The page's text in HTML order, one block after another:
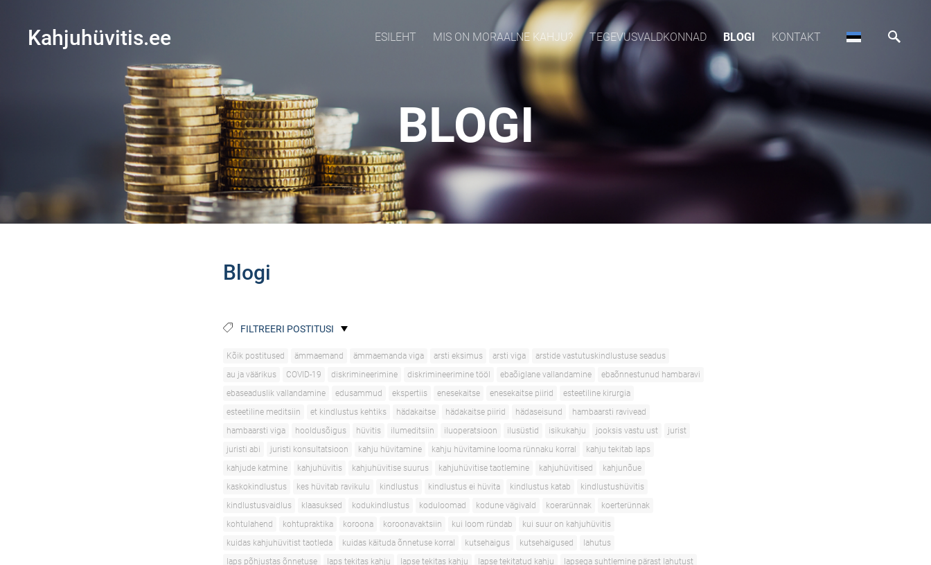
Kahjuhüvitis.ee ESILEHT MIS ON MORAALNE KAHJU? TEGEVUSVALDKONNAD BLOGI KONTAKT
BLOGI
Blogi
FILTREERI POSTITUSI
Kõik postitused ämmaemand ämmaemanda viga arsti eksimus arsti viga
arstide vastutuskindlustuse seadus
au ja väärikus
COVID-19 diskrimineerimine diskrimineerimine tööl ebaõiglane vallandamine
ebaõnnestunud hambaravi
ebaseaduslik vallandamine
edusammud ekspertiis enesekaitse enesekaitse piirid
esteetiline kirurgia
esteetiline meditsiin
et kindlustus kehtiks hädakaitse hädakaitse piirid hädaseisund
hambaarsti ravivead
hambaarsti viga
hooldusõigus hüvitis ilumeditsiin iluoperatsioon ilusüstid isikukahju jooksis vastu ust
jurist
juristi abi
juristi konsultatsioon kahju hüvitamine kahju hüvitamine looma rünnaku korral
kahju tekitab laps
kahjude katmine
kahjuhüvitis kahjuhüvitise suurus kahjuhüvitise taotlemine kahjuhüvitised
kahjunõue
kaskokindlustus
kes hüvitab ravikulu kindlustus kindlustus ei hüvita kindlustus katab
kindlustushüvitis
kindlustusvaidlus
klaasuksed kodukindlustus koduloomad kodune vägivald koerarünnak
koerterünnak
kohtulahend
kohtupraktika koroona koroonavaktsiin kui loom ründab
kui suur on kahjuhüvitis
kuidas kahjuhüvitist taotleda
kuidas käituda õnnetuse korral kutsehaigus kutsehaigused
lahutus
laps põhjustas õnnetuse
laps tekitas kahju lapse tekitas kahju lapse tekitatud kahju
lapsega suhtlemine pärast lahutust